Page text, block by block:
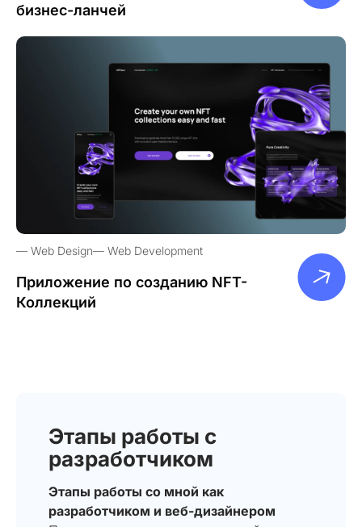
бизнес-ланчей
Web Design Web Development
Приложение по созданию NFT-
Коллекций
Этапы работы с
разработчиком
Этапы работы со мной как
разработчиком и веб-дизайнером